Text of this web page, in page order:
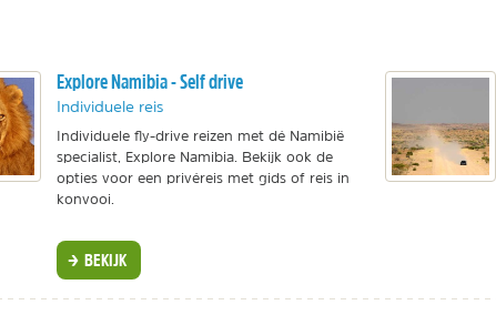
Explore Namibia - Self drive
Individuele reis
Individuele fly-drive reizen met dé Namibië
specialist, Explore Namibia. Bekijk ook de
opties voor een privéreis met gids of reis in
konvooi.
BEKIJK